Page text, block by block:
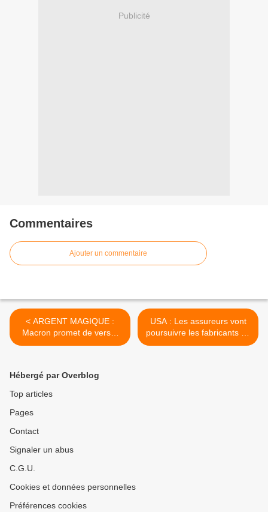
Publicité
Commentaires
Ajouter un commentaire
< ARGENT MAGIQUE :
Macron promet de verser
1,6 milliard d'euros au
USA : Les assureurs vont
poursuivre les fabricants de
médicaments en raison de
Hébergé par Overblog
Top articles
Pages
Contact
Signaler un abus
C.G.U.
Cookies et données personnelles
Préférences cookies